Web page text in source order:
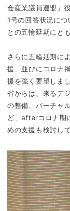
会産業議員連盟」
1号の回答状況に
との五輪延期にと
さらに五輪延期に
援、並びにコロナ
援を強く要望しま
省からは、来るデ
の整備、バーチャ
ど、afterコロナ期
めの支援も検討し